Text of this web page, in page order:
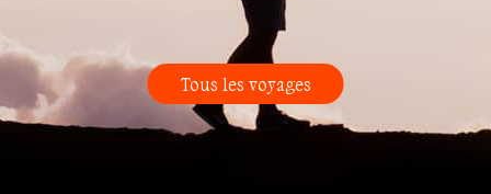
Tous les voyages